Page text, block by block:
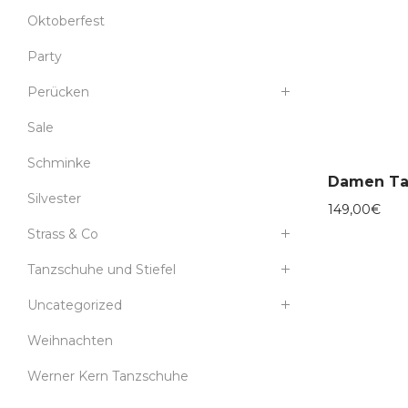
149,00€
Oktoberfest
Party
Perücken
Sale
Schminke
Silvester
Strass & Co
Tanzschuhe und Stiefel
Uncategorized
Weihnachten
Werner Kern Tanzschuhe